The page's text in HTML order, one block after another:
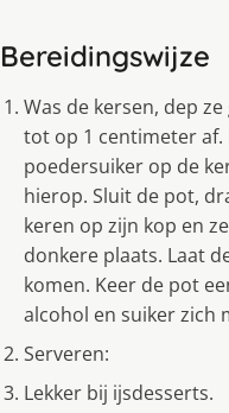
Bereidingswijze
Was de kersen, dep
tot op 1 centimeter af.
poedersuiker op de
hierop. Sluit de pot,
keren op zijn kop en
donkere plaats. Laat
komen. Keer de pot
alcohol en suiker zich
Serveren:
Lekker bij ijsdesserts.